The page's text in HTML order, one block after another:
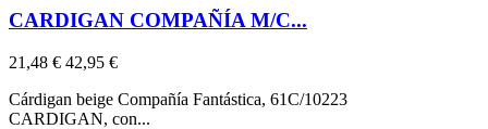
CARDIGAN COMPAÑÍA M/C...
21,48 € 42,95 €
Cárdigan beige Compañía Fantástica, 61C/10223
CARDIGAN, con...